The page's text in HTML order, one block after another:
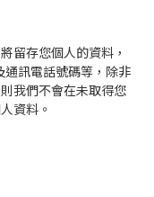
留存您個人的資料，
訊電話號碼等，除非
我們不會在未取得您
資料。